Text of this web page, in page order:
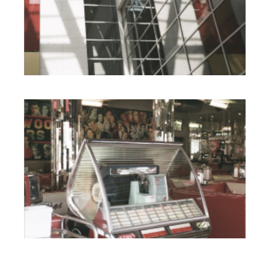
GEDUNG / PERKANTORAN
BISNIS / TEMPAT USAHA